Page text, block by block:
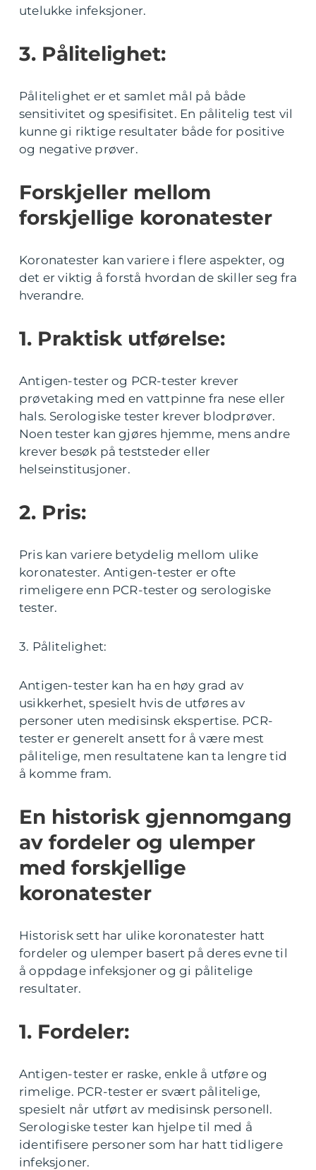
utelukke infeksjoner.
3. Pålitelighet:
Pålitelighet er et samlet mål på både
sensitivitet og spesifisitet. En pålitelig test vil
kunne gi riktige resultater både for positive
og negative prøver.
Forskjeller mellom
forskjellige koronatester
Koronatester kan variere i flere aspekter, og
det er viktig å forstå hvordan de skiller seg fra
hverandre.
1. Praktisk utførelse:
Antigen-tester og PCR-tester krever
prøvetaking med en vattpinne fra nese eller
hals. Serologiske tester krever blodprøver.
Noen tester kan gjøres hjemme, mens andre
krever besøk på teststeder eller
helseinstitusjoner.
2. Pris:
Pris kan variere betydelig mellom ulike
koronatester. Antigen-tester er ofte
rimeligere enn PCR-tester og serologiske
tester.
3. Pålitelighet:
Antigen-tester kan ha en høy grad av
usikkerhet, spesielt hvis de utføres av
personer uten medisinsk ekspertise. PCR-
tester er generelt ansett for å være mest
pålitelige, men resultatene kan ta lengre tid
å komme fram.
En historisk gjennomgang
av fordeler og ulemper
med forskjellige
koronatester
Historisk sett har ulike koronatester hatt
fordeler og ulemper basert på deres evne til
å oppdage infeksjoner og gi pålitelige
resultater.
1. Fordeler:
Antigen-tester er raske, enkle å utføre og
rimelige. PCR-tester er svært pålitelige,
spesielt når utført av medisinsk personell.
Serologiske tester kan hjelpe til med å
identifisere personer som har hatt tidligere
infeksjoner.